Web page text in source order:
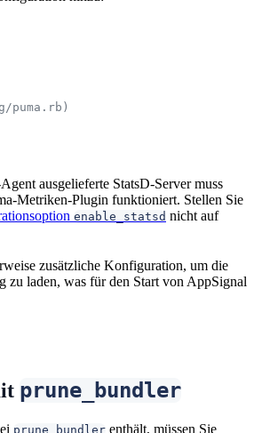
puma.rb)
ausgelieferte StatsD-Server muss
Metriken-Plugin funktioniert. Stellen Sie
enable_statsd nicht auf
zusätzliche Konfiguration, um die
zu laden, was für den Start von AppSignal
prune_bundler
prune_bundler enthält, müssen Sie